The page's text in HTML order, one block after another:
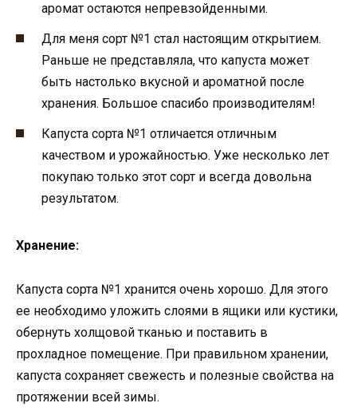
аромат остаются непревзойденными.
Для меня сорт №1 стал настоящим открытием.
Раньше не представляла, что капуста может
быть настолько вкусной и ароматной после
хранения. Большое спасибо производителям!
Капуста сорта №1 отличается отличным
качеством и урожайностью. Уже несколько лет
покупаю только этот сорт и всегда довольна
результатом.
Хранение:
Капуста сорта №1 хранится очень хорошо. Для этого
ее необходимо уложить слоями в ящики или кустики,
обернуть холщовой тканью и поставить в
прохладное помещение. При правильном хранении,
капуста сохраняет свежесть и полезные свойства на
протяжении всей зимы.